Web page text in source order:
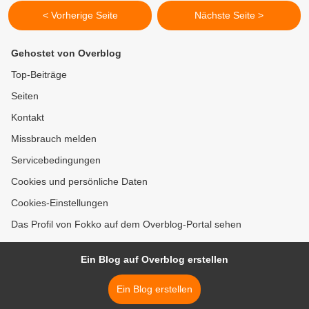
< Vorherige Seite Nächste Seite >
Gehostet von Overblog
Top-Beiträge
Seiten
Kontakt
Missbrauch melden
Servicebedingungen
Cookies und persönliche Daten
Cookies-Einstellungen
Das Profil von Fokko auf dem Overblog-Portal sehen
Ein Blog auf Overblog erstellen
Ein Blog erstellen